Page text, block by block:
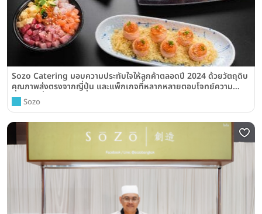
Sozo Catering มอบความประทับใจให้ลูกค้าตลอดปี 2024 ด้วยวัตถุดิบ
คุณภาพส่งตรงจากญี่ปุ่น และแพ็กเกจที่หลากหลายตอบโจทย์ความ
ต้องการที่แตกต่าง
Sozo